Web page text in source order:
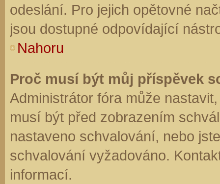
odeslání. Pro jejich opětovné
jsou dostupné odpovídající
Nahoru
Proč musí být můj příspěvek
Administrátor fóra může
musí být před zobrazením
nastaveno schvalování, nebo
schvalování vyžadováno.
informací.